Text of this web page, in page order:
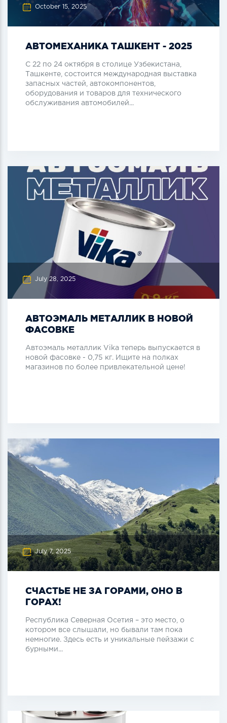
October 15, 2025
АВТОМЕХАНИКА ТАШКЕНТ - 2025
С 22 по 24 октября в столице Узбекистана,
Ташкенте, состоится международная выставка
запасных частей, автокомпонентов,
оборудования и товаров для технического
обслуживания автомобилей...
July 28, 2025
АВТОЭМАЛЬ МЕТАЛЛИК В НОВОЙ
ФАСОВКЕ
Автоэмаль металлик Vika теперь выпускается в
новой фасовке - 0,75 кг. Ищите на полках
магазинов по более привлекательной цене!
July 7, 2025
СЧАСТЬЕ НЕ ЗА ГОРАМИ, ОНО В
ГОРАХ!
Республика Северная Осетия – это место, о
котором все слышали, но бывали там пока
немногие. Здесь есть и уникальные пейзажи с
бурными...